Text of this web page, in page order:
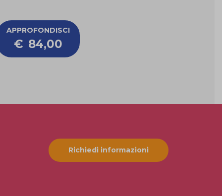
APPROFONDISCI
€ 84,00
Richiedi informazioni